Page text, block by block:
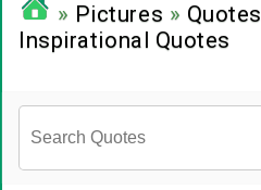
» Pictures » Quotes
Inspirational Quotes